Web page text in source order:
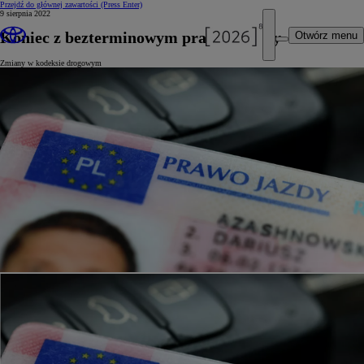
Przejdź do głównej zawartości (Press Enter)
Otwórz menu
9 sierpnia 2022
Koniec z bezterminowym prawem jazdy
Zmiany w kodeksie drogowym